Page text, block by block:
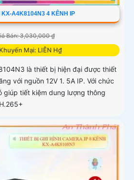
A4K8104N3 4 KÊNH IP
Bán: 3,030,000 ₫
Mại: LIÊN H₫
là thiết bị hiện đại được thiết
với nguồn 12V 1. 5A IP. Với chức
giúp tiết kiệm dung lượng thông